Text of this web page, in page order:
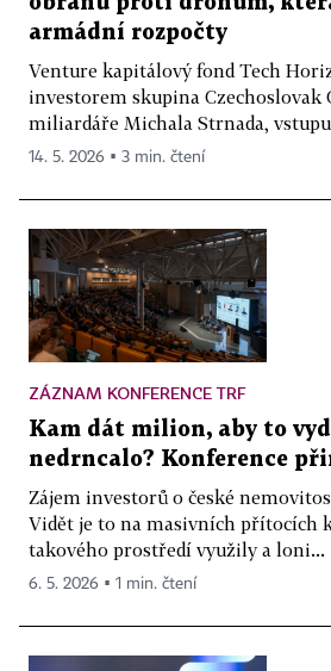
armádní rozpočty
Venture kapitálový fond Tech
investorem skupina Czechoslovak
miliardáře Michala Strnada,
14. 5. 2026 ▪ 3 min. čtení
ZÁZNAM KONFERENCE TRF
Kam dát milion, aby to
nedrncalo? Konference
Zájem investorů o české
Vidět je to na masivních přítocích
takového prostředí využily a loni...
6. 5. 2026 ▪ 1 min. čtení